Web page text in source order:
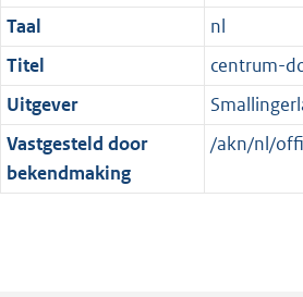
Taal
nl
Titel
centrum-
Uitgever
Vastgesteld door
bekendmaking
/akn/nl/